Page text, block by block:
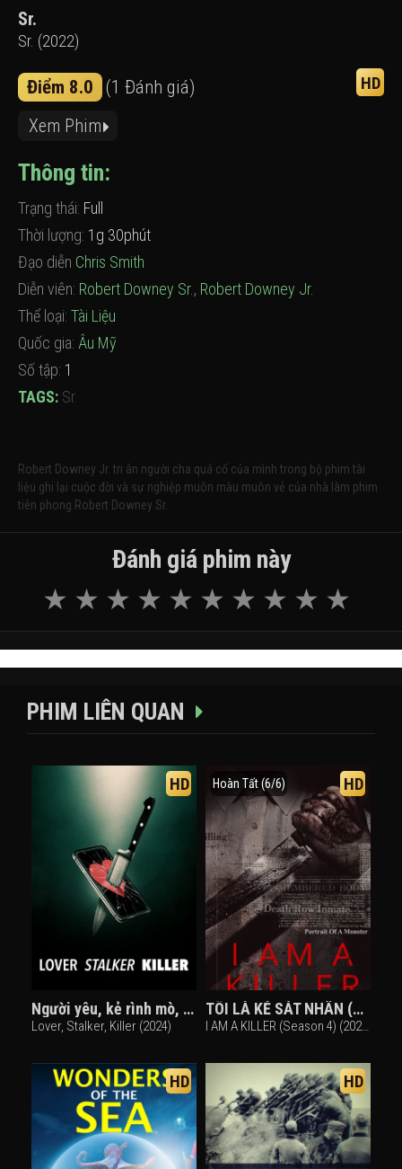
Sr.
Sr. (2022)
Điểm 8.0 (1 Đánh giá) HD
Xem Phim
Thông tin:
Trạng thái: Full
Thời lượng: 1g 30phút
Đạo diễn Chris Smith
Diễn viên: Robert Downey Sr., Robert Downey Jr.
Thể loại: Tài Liệu
Quốc gia: Âu Mỹ
Số tập: 1
TAGS: Sr.
Robert Downey Jr. tri ân người cha quá cố của mình trong bộ phim tài
liệu ghi lại cuộc đời và sự nghiệp muôn màu muôn vẻ của nhà làm phim
tiên phong Robert Downey Sr.
Đánh giá phim này
PHIM LIÊN QUAN
HD
Người yêu, kẻ rình mò, sát nhân
Lover, Stalker, Killer (2024)
Hoàn Tất (6/6) HD
TÔI LÀ KẺ SÁT NHÂN (Phần 4)
I AM A KILLER (Season 4) (2022)
HD HD